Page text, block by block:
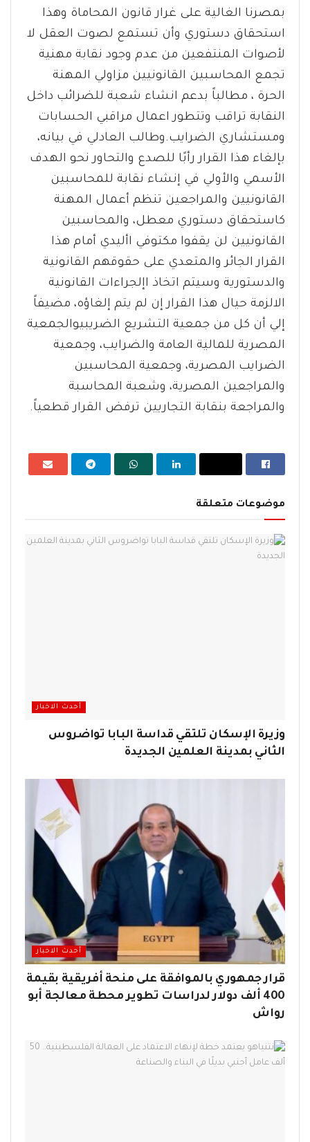
بمصرنا الغالية على غرار قانون المحاماة وهذا
استحقاق دستوري وأن تستمع لصوت العقل لا
لأصوات المنتفعين من عدم وجود نقابة مهنية
تجمع المحاسبين القانونيين مزاولي المهنة
الحرة ، مطالباً بدعم انشاء شعبة للضرائب داخل
النقابة تراقب وتتطور اعمال مراقبي الحسابات
ومستشاري الضرايب.وطالب العادلي في بيانه،
بإلغاء هذا القرار رأبًا للصدع والتحاور نحو الهدف
الأسمي والأولي في إنشاء نقابة للمحاسبين
القانونيين والمراجعين تنظم أعمال المهنة
كاستحقاق دستوري معطل، والمحاسبين
القانونيين لن يقفوا مكتوفي األيدي أمام هذا
القرار الجائر والمتعدي على حقوقهم القانونية
والدستورية وسيتم اتخاذ اإلجراءات القانونية
الالزمة حيال هذا القرار إن لم يتم إلغاؤه، مضيفاً
إلي أن كل من جمعية التشريع الضريبيوالجمعية
المصرية للمالية العامة والضرايب، وجمعية
الضرايب المصرية، وجمعية المحاسبين
والمراجعين المصرية، وشعبة المحاسبة
والمراجعة بنقابة التجاريين ترفض القرار قطعياً.
موضوعات متعلقة
أحدث الاخبار
وزيرة الإسكان تلتقي قداسة البابا تواضروس
الثاني بمدينة العلمين الجديدة
أحدث الاخبار
قرار جمهوري بالموافقة على منحة أفريقية بقيمة
400 ألف دولار لدراسات تطوير محطة معالجة أبو
رواش